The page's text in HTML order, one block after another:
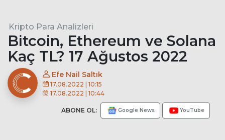
Kripto Para Analizleri
Bitcoin, Ethereum ve Solana
Kaç TL? 17 Ağustos 2022
Efe Nail Saltık
17.08.2022 | 10:15
17.08.2022 | 10:44
ABONE OL: Google News YouTube